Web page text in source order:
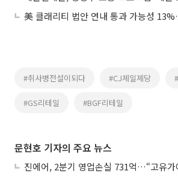
#취사병전설이되다 #CJ제일제당
#GS리테일 #BGF리테일
문현호 기자의 주요 뉴스